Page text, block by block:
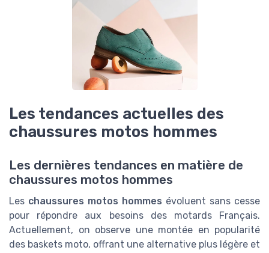
Les tendances actuelles des
chaussures motos hommes
Les dernières tendances en matière de
chaussures motos hommes
Les chaussures motos hommes évoluent sans cesse
pour répondre aux besoins des motards Français.
Actuellement, on observe une montée en popularité
des baskets moto, offrant une alternative plus légère et